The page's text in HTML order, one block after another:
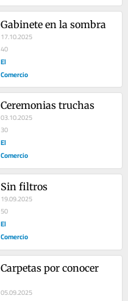
Gabinete en la sombra
17.10.2025
40
El
Comercio
Ceremonias truchas
03.10.2025
30
El
Comercio
Sin filtros
19.09.2025
50
El
Comercio
Carpetas por conocer
05.09.2025